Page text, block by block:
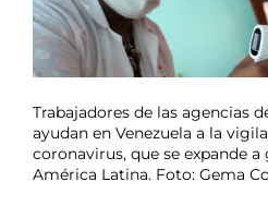
Trabajadores de las agencias
ayudan en Venezuela a la
coronavirus, que se expande
América Latina. Foto: Gema